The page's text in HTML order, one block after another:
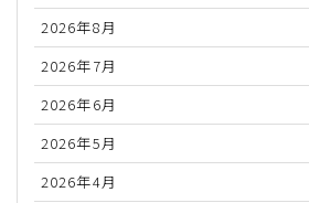
2026年8月
2026年7月
2026年6月
2026年5月
2026年4月